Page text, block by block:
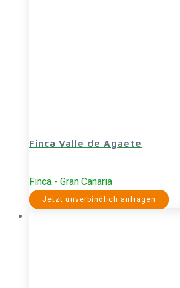
Finca Valle de Agaete
Finca - Gran Canaria
Jetzt unverbindlich anfragen